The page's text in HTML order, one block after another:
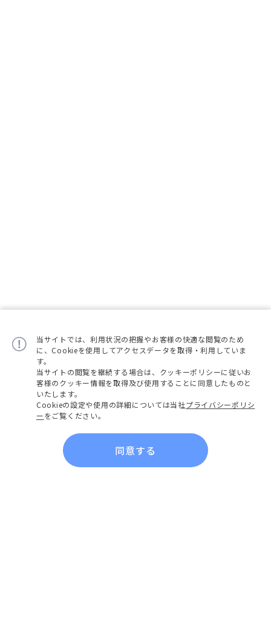
当サイトでは、利用状況の把握やお客様の快適な閲覧のため
に、Cookieを使用してアクセスデータを取得・利用していま
す。
当サイトの閲覧を継続する場合は、クッキーポリシーに従いお
客様のクッキー情報を取得及び使用することに同意したものと
いたします。
Cookieの設定や使用の詳細については当社プライバシーポリシ
ーをご覧ください。
同意する